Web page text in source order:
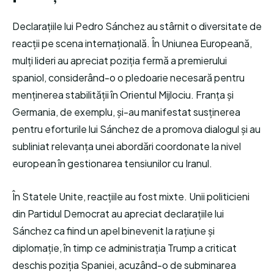
Declarațiile lui Pedro Sánchez au stârnit o diversitate de
reacții pe scena internațională. În Uniunea Europeană,
mulți lideri au apreciat poziția fermă a premierului
spaniol, considerând-o o pledoarie necesară pentru
menținerea stabilității în Orientul Mijlociu. Franța și
Germania, de exemplu, și-au manifestat susținerea
pentru eforturile lui Sánchez de a promova dialogul și au
subliniat relevanța unei abordări coordonate la nivel
european în gestionarea tensiunilor cu Iranul.
În Statele Unite, reacțiile au fost mixte. Unii politicieni
din Partidul Democrat au apreciat declarațiile lui
Sánchez ca fiind un apel binevenit la rațiune și
diplomație, în timp ce administrația Trump a criticat
deschis poziția Spaniei, acuzând-o de subminarea